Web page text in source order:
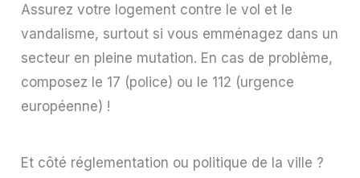
Assurez votre logement contre le vol et le
vandalisme, surtout si vous emménagez dans un
secteur en pleine mutation. En cas de problème,
composez le 17 (police) ou le 112 (urgence
européenne) !
Et côté réglementation ou politique de la ville ?